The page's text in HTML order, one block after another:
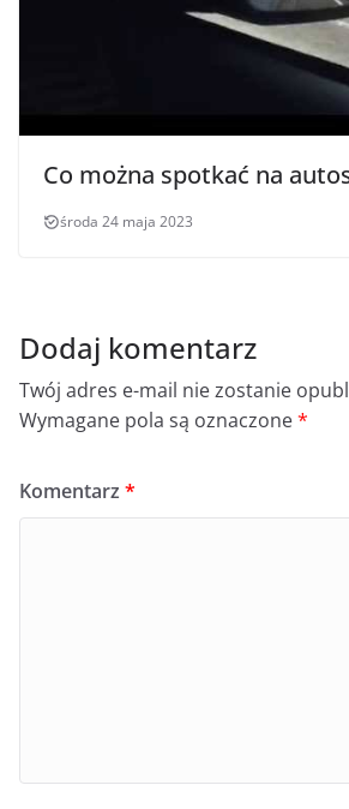
Co można spotkać na
środa 24 maja 2023
Dodaj komentarz
Twój adres e-mail nie zostanie
Wymagane pola są oznaczone*
Komentarz *